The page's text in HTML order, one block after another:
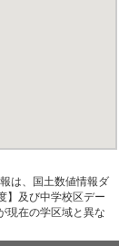
は、国土数値情報ダ
】及び中学校区デー
現在の学区域と異な